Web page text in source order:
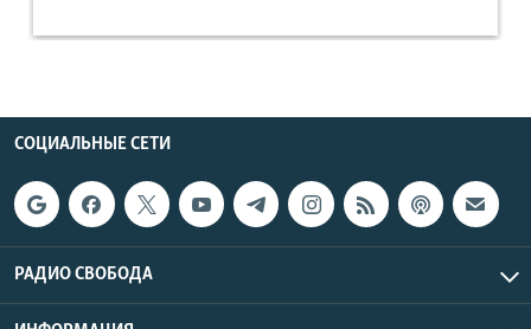
СОЦИАЛЬНЫЕ СЕТИ
РАДИО СВОБОДА